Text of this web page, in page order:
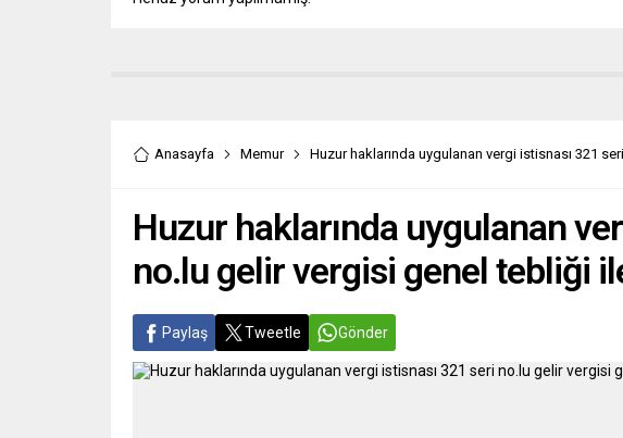
Anasayfa Memur Huzur haklarında uygulanan vergi istisnası 321
Huzur haklarında uygulanan
no.lu gelir vergisi genel tebliği
Paylaş Tweetle Gönder